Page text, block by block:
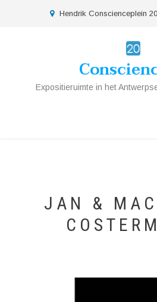
location
Hendrik Conscienceplein
Expositieruimte in het
JAN &